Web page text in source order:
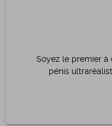
Soyez le premier à
pénis